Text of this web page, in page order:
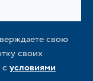
свою
своих
условиями